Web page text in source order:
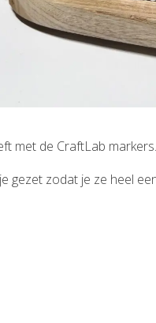
met de CraftLab markers.
gezet zodat je ze heel